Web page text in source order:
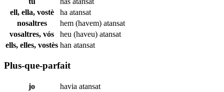
ell, ella, vostè
ha atansat
nosaltres
hem (havem) atansat
vosaltres, vós
heu (haveu) atansat
ells, elles, vostès han atansat
Plus-que-parfait
jo havia atansat